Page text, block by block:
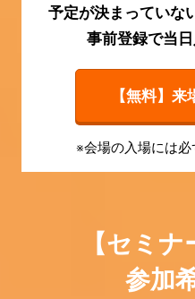
予定が決まっていな
事前登録で当
【無料】
※会場の入場には
【セミ
参加